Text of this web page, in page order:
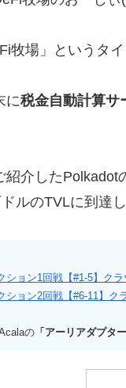
牧場」というタ
に税金自動計算サ
紹介したPolkadot
ルのTVLに到達し
ション1回戦【#1-5】ク
ション2回戦【#6-11】ク
の 「アーリアダプタ